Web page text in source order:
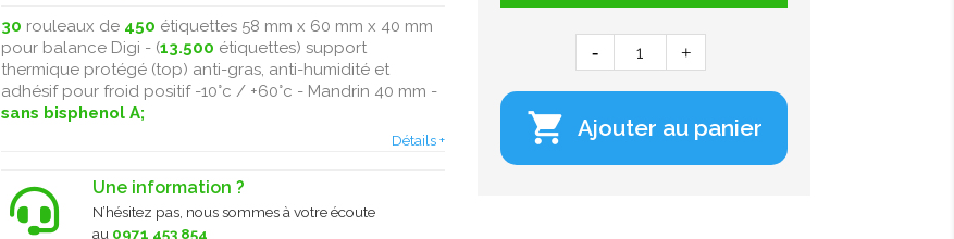
30 rouleaux de 450 étiquettes 58 mm x 60 mm x 40 mm
pour balance Digi - (13.500 étiquettes) support
thermique protégé (top) anti-gras, anti-humidité et
adhésif pour froid positif -10°c / +60°c - Mandrin 40 mm -
sans bisphenol A;
Détails +
Une information ?
N’hésitez pas, nous sommes à votre écoute
au 0971 453 854
 Ajouter au panier